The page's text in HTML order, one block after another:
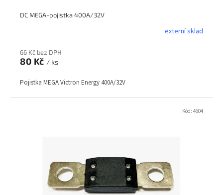
DC MEGA-pojistka 400A/32V
externí sklad
66 Kč bez DPH
80 Kč / ks
Pojistka MEGA Victron Energy 400A/32V
Kód: 4604